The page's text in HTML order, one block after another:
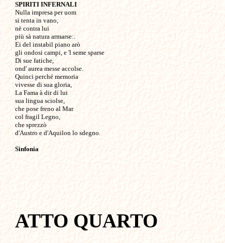
SPIRITI INFERNALI
Nulla impresa per uom
si tenta in vano,
nè contra lui
più sà natura armarse:.
Ei del instabil piano arò
gli ondosi campi, e 'l seme sparse
Di sue fatiche,
ond' aurea messe accolse.
Quinci perché memoria
vivesse di sua gloria,
La Fama à dir di lui
sua lingua sciolse,
che pose freno al Mar
col fragil Legno,
che sprezzò
d'Austro e d'Aquilon lo sdegno.
Sinfonia
ATTO QUARTO